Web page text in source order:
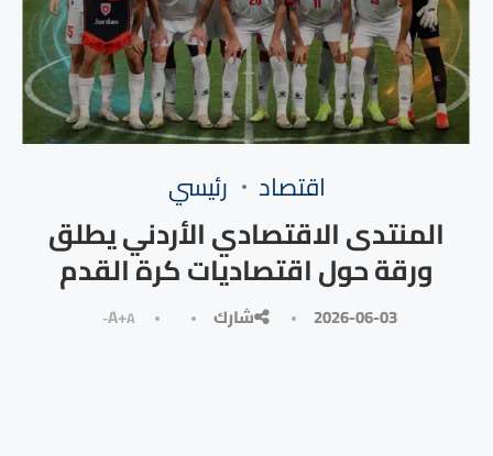
⁠اقتصاد رئيسي
المنتدى الاقتصادي الأردني يطلق
ورقة حول اقتصاديات كرة القدم
2026-06-03 شارك A+A-